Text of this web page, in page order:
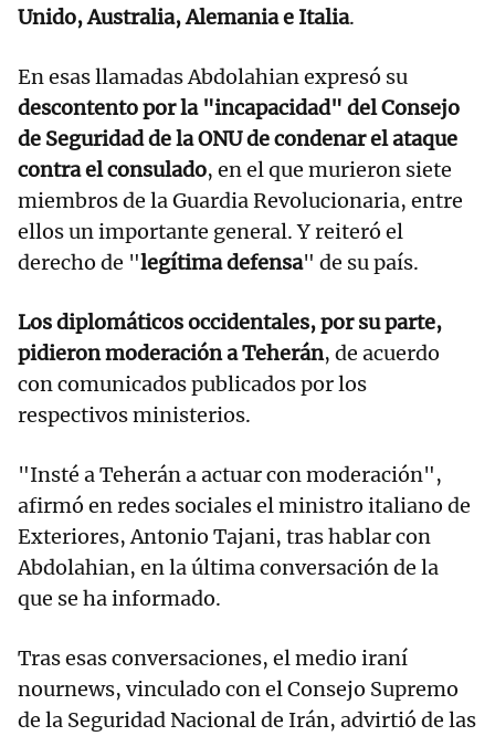
Unido, Australia, Alemania e Italia.
En esas llamadas Abdolahian expresó su
descontento por la "incapacidad" del Consejo
de Seguridad de la ONU de condenar el ataque
contra el consulado, en el que murieron siete
miembros de la Guardia Revolucionaria, entre
ellos un importante general. Y reiteró el
derecho de "legítima defensa" de su país.
Los diplomáticos occidentales, por su parte,
pidieron moderación a Teherán, de acuerdo
con comunicados publicados por los
respectivos ministerios.
"Insté a Teherán a actuar con moderación",
afirmó en redes sociales el ministro italiano de
Exteriores, Antonio Tajani, tras hablar con
Abdolahian, en la última conversación de la
que se ha informado.
Tras esas conversaciones, el medio iraní
nournews, vinculado con el Consejo Supremo
de la Seguridad Nacional de Irán, advirtió de las